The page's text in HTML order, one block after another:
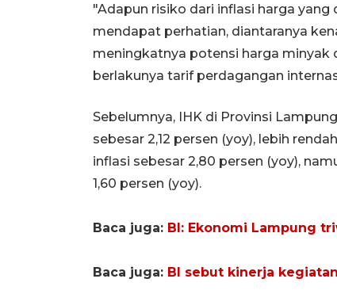
"Adapun risiko dari inflasi harga
mendapat perhatian, diantaranya
meningkatnya potensi harga minyak
berlakunya tarif perdagangan
Sebelumnya, IHK di Provinsi
sebesar 2,12 persen (yoy), lebih
inflasi sebesar 2,80 persen (yoy),
1,60 persen (yoy).
Baca juga: BI: Ekonomi Lampung
Baca juga: BI sebut kinerja